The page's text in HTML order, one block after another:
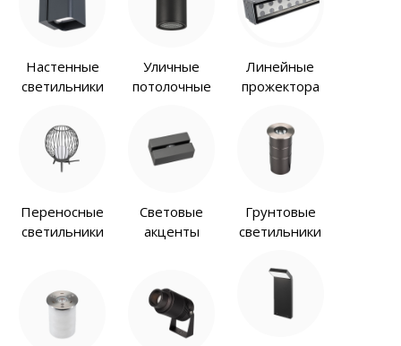
Настенные
светильники
Уличные
потолочные
Линейные
прожектора
Переносные
светильники
Световые
акценты
Грунтовые
светильники